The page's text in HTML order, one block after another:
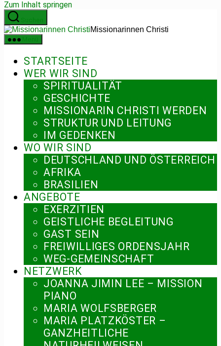
Zum Inhalt springen
Missionarinnen Christi
STARTSEITE
WER WIR SIND
SPIRITUALITÄT
GESCHICHTE
MISSIONARIN CHRISTI WERDEN
STRUKTUR UND LEITUNG
IM GEDENKEN
WO WIR SIND
DEUTSCHLAND UND ÖSTERREICH
AFRIKA
BRASILIEN
ANGEBOTE
EXERZITIEN
GEISTLICHE BEGLEITUNG
GAST SEIN
FREIWILLIGES ORDENSJAHR
WEG-GEMEINSCHAFT
NETZWERK
JOANNA JIMIN LEE – MISSION
PIANO
MARIA WOLFSBERGER
MARIA PLATZKÖSTER –
GANZHEITLICHE